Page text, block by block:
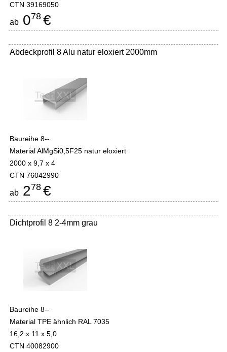
CTN 39169050
ab 078 €
Abdeckprofil 8 Alu natur eloxiert 2000mm
Baureihe 8--
Material AlMgSi0,5F25 natur eloxiert
2000 x 9,7 x 4
CTN 76042990
ab 278 €
Dichtprofil 8 2-4mm grau
Baureihe 8--
Material TPE ähnlich RAL 7035
16,2 x 11 x 5,0
CTN 40082900